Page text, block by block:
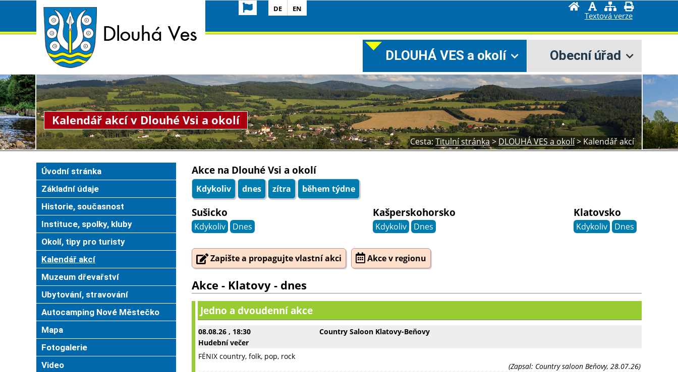
DE EN
Textová verze
DLOUHÁ VES a okolí Obecní úřad
Kalendář akcí v Dlouhé Vsi a okolí
Cesta:Titulní stránka > DLOUHÁ VES a okolí> Kalendář akcí
Úvodní stránka
Základní údaje
Historie, současnost
Instituce, spolky, kluby
Okolí, tipy pro turisty
Kalendář akcí
Muzeum dřevařství
Ubytování, stravování
Autocamping Nové Městečko
Mapa
Fotogalerie
Video
Akce na Dlouhé Vsi a okolí
Kdykoliv dnes zítra během týdne
Sušicko
Kdykoliv Dnes
Kašperskohorsko
Kdykoliv Dnes
Klatovsko
Kdykoliv Dnes
Zapište a propagujte vlastní akci Akce v regionu
Akce - Klatovy - dnes
Jedno a dvoudenní akce
08.08.26, 18:30
Country Saloon Klatovy-Beňovy
Hudební večer
FÉNIX country, folk, pop, rock
(Zapsal: Country saloon Beňovy, 28.07.26)